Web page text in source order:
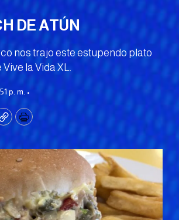
DE ATÚN
nos trajo este estupendo plato
la Vida XL.
p. m. •
CopyPrint